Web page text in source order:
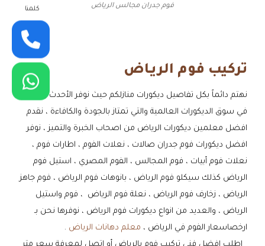
فوم جدران مجالس الرياض
تركيب فوم الريـاض
نهتم دائماً بكل تفاصيل ديكورات منازلكم حيث نوفر الأحدث والأبرز
في سوق الديكورات العالمية والتي تمتاز بالجودة والكافاءة ، نقدم
افضل معلمين ديكورات الرياض من اصحاب الخبرة والتميز ، نوفر
افضل ديكورات فوم جدران صالات ، نعلات الفوم ، اطارات فوم ،
نعلات فوم أبيات ، فوم المجالس ، الفوم المصري ، استيل فوم
الرياض كذلك سيكلو فوم الرياض ، بانوهات فوم الرياض ، فوم جاهز
الرياض ، زخارف فوم الرياض ، نعلة فوم الرياض ، فوم واستيل
الرياض ، والعديد من انواع ديكورات فوم الرياض ، نوفرها نحن بـ
ارخصاسعار الفوم في الرياض ، معلم دهانات الرياض .
كلمنا